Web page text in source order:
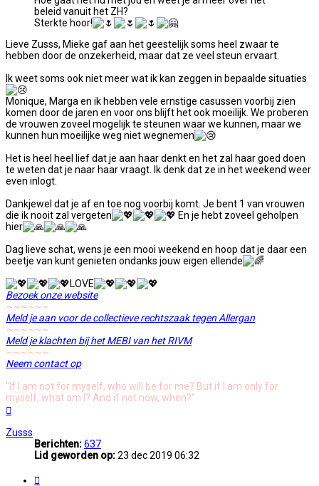
beleid vanuit het ZH?
Sterkte hoor!
Lieve Zusss, Mieke gaf aan het geestelijk soms heel zwaar te
hebben door de onzekerheid, maar dat ze veel steun ervaart.
Ik weet soms ook niet meer wat ik kan zeggen in bepaalde situaties
Monique, Marga en ik hebben vele ernstige casussen voorbij zien
komen door de jaren en voor ons blijft het ook moeilijk. We proberen
de vrouwen zoveel mogelijk te steunen waar we kunnen, maar we
kunnen hun moeilijke weg niet wegnemen
Het is heel heel lief dat je aan haar denkt en het zal haar goed doen
te weten dat je naar haar vraagt. Ik denk dat ze in het weekend weer
even inlogt.
Dankjewel dat je af en toe nog voorbij komt. Je bent 1 van vrouwen
die ik nooit zal vergeten
En je hebt zoveel geholpen
hier
Dag lieve schat, wens je een mooi weekend en hoop dat je daar een
beetje van kunt genieten ondanks jouw eigen ellende
LOVE
Bezoek onze website
~~~~~~
Meld je aan voor de collectieve rechtszaak tegen Allergan
~~~~~~
Meld je klachten bij het MEBI van het RIVM
~~~~~~
Neem contact op
"If I am not for myself, who will be for me? But if I am only for
myself, what am I? And if not now, when?"
Zusss
Berichten:637
Lid geworden op:23 dec 2019 06:32